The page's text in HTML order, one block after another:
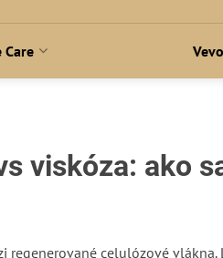
Care
viskóza: ako
regenerované celulózové